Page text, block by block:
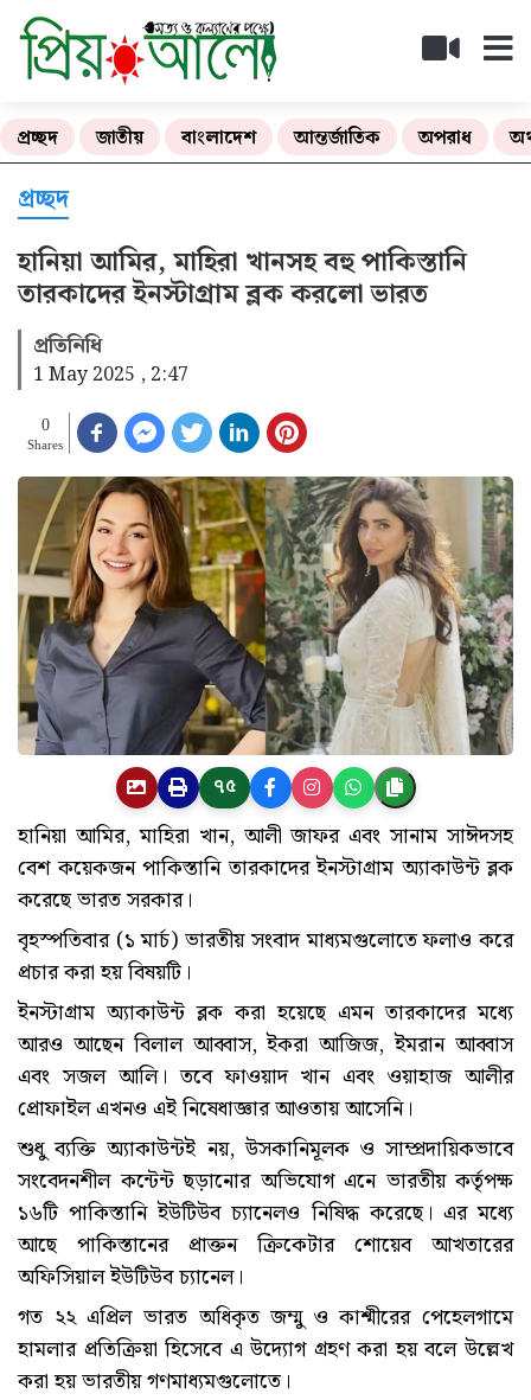
প্রচ্ছদ জাতীয় বাংলাদেশ আন্তর্জাতিক অপরাধ
প্রচ্ছদ
হানিয়া আমির, মাহিরা খানসহ বহু পাকিস্তানি
তারকাদের ইনস্টাগ্রাম ব্লক করলো ভারত
প্রতিনিধি
1 May 2025 , 2:47
0
Shares
৭৫
হানিয়া আমির, মাহিরা খান, আলী জাফর এবং সানাম সাঈদসহ
বেশ কয়েকজন পাকিস্তানি তারকাদের ইনস্টাগ্রাম অ্যাকাউন্ট ব্লক
করেছে ভারত সরকার।
বৃহস্পতিবার (১ মার্চ) ভারতীয় সংবাদ মাধ্যমগুলোতে ফলাও করে
প্রচার করা হয় বিষয়টি।
ইনস্টাগ্রাম অ্যাকাউন্ট ব্লক করা হয়েছে এমন তারকাদের মধ্যে
আরও আছেন বিলাল আব্বাস, ইকরা আজিজ, ইমরান আব্বাস
এবং সজল আলি। তবে ফাওয়াদ খান এবং ওয়াহাজ আলীর
প্রোফাইল এখনও এই নিষেধাজ্ঞার আওতায় আসেনি।
শুধু ব্যক্তি অ্যাকাউন্টই নয়, উসকানিমূলক ও সাম্প্রদায়িকভাবে
সংবেদনশীল কন্টেন্ট ছড়ানোর অভিযোগ এনে ভারতীয় কর্তৃপক্ষ
১৬টি পাকিস্তানি ইউটিউব চ্যানেলও নিষিদ্ধ করেছে। এর মধ্যে
আছে পাকিস্তানের প্রাক্তন ক্রিকেটার শোয়েব আখতারের
অফিসিয়াল ইউটিউব চ্যানেল।
গত ২২ এপ্রিল ভারত অধিকৃত জম্মু ও কাশ্মীরের পেহেলগামে
হামলার প্রতিক্রিয়া হিসেবে এ উদ্যোগ গ্রহণ করা হয় বলে উল্লেখ
করা হয় ভারতীয় গণমাধ্যমগুলোতে।